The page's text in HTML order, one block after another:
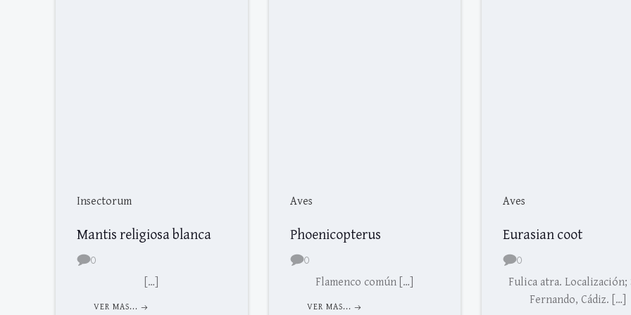
Insectorum
Mantis religiosa blanca
0
[…]
VER MAS...
Aves
Phoenicopterus
0
Flamenco común […]
VER MAS...
Aves
Eurasian coot
0
Fulica atra. Localización;
Fernando, Cádiz. […]